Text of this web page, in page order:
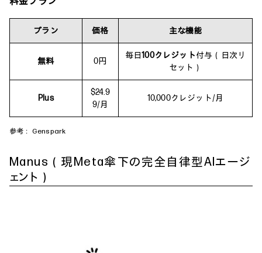
プラン 価格 主な機能
無料 0円
毎日100クレジット付与（日次リ
セット）
Plus
$24.9
9/月
10,000クレジット/月
参考： Genspark
Manus（現Meta傘下の完全自律型AIエージ
ェント）